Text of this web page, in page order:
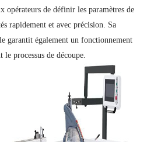
opérateurs de définir les paramètres de
rapidement et avec précision. Sa
garantit également un fonctionnement
le processus de découpe.